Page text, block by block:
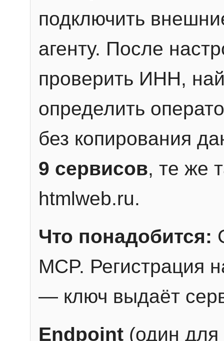
подключить
агенту. После
проверить ИНН,
определить
без копирования
9 сервисов, те же
htmlweb.ru.
Что понадобится:
MCP. Регистрация
— ключ выдаёт
Endpoint (один для